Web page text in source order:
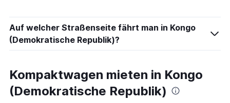
Auf welcher Straßenseite fährt man in Kongo
(Demokratische Republik)?
Kompaktwagen mieten in Kongo
(Demokratische Republik)